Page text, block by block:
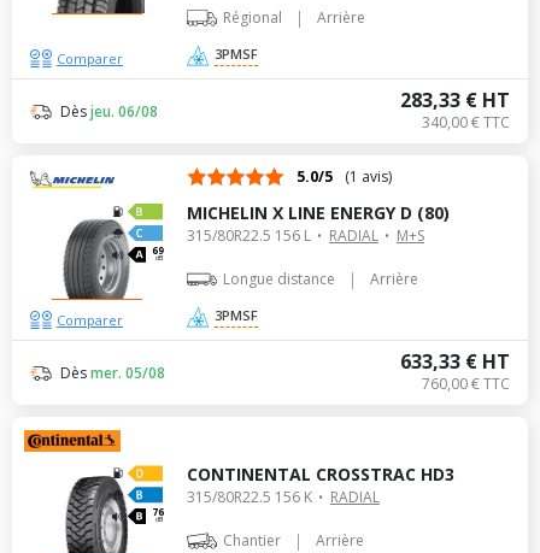
Régional | Arrière
3PMSF
283,33 € HT
340,00 € TTC
Dèsjeu. 06/08
Comparer
69
dB
5.0/5 (1 avis)
MICHELIN X LINE ENERGY D (80)
315/80R22.5 156 L RADIAL M+S
Longue distance | Arrière
3PMSF
633,33 € HT
760,00 € TTC
Dèsmer. 05/08
Comparer
76
dB
CONTINENTAL CROSSTRAC HD3
315/80R22.5 156 K RADIAL
Chantier | Arrière